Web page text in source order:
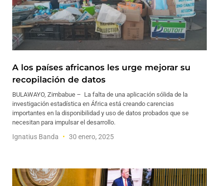
A los países africanos les urge mejorar su
recopilación de datos
BULAWAYO, Zimbabue – La falta de una aplicación sólida de la
investigación estadística en África está creando carencias
importantes en la disponibilidad y uso de datos probados que se
necesitan para impulsar el desarrollo.
Ignatius Banda 30 enero, 2025